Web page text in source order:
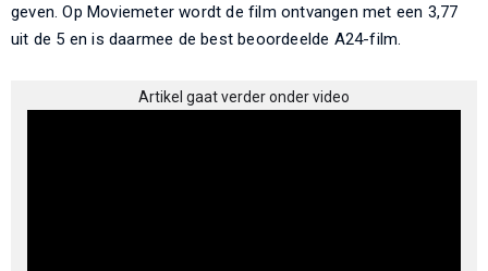
geven. Op Moviemeter wordt de film ontvangen met een 3,77
uit de 5 en is daarmee de best beoordeelde A24-film.
Artikel gaat verder onder video